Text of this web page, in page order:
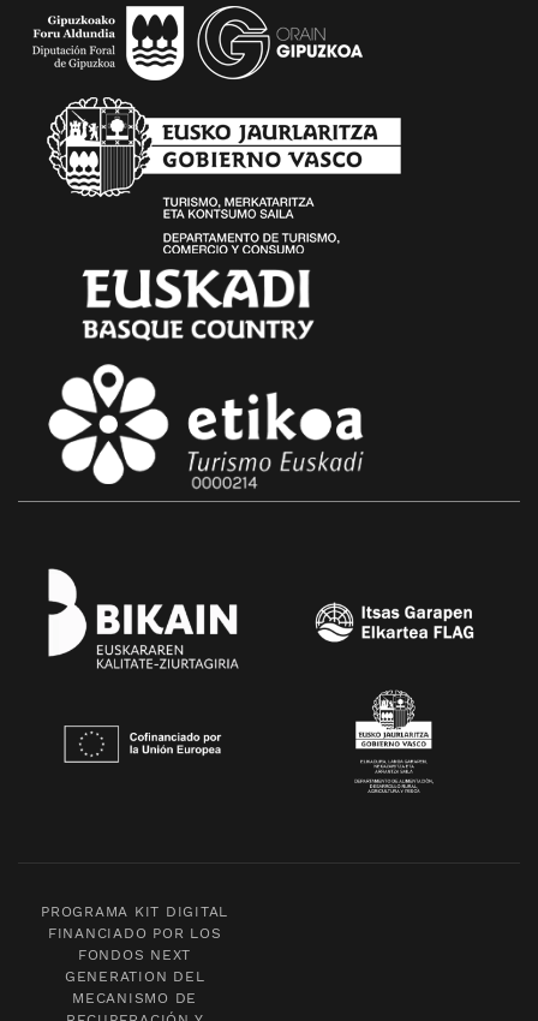
PROGRAMA KIT DIGITAL
FINANCIADO POR LOS
FONDOS NEXT
GENERATION DEL
MECANISMO DE